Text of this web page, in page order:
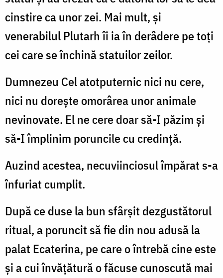
cinstire ca unor zei. Mai mult, și
venerabilul Plutarh îi ia în derâdere pe toți
cei care se închină statuilor zeilor.
Dumnezeu Cel atotputernic nici nu cere,
nici nu dorește omorârea unor animale
nevinovate. El ne cere doar să-I păzim și
să-I împlinim poruncile cu credință.
Auzind acestea, necuviinciosul împărat s-a
înfuriat cumplit.
După ce duse la bun sfârșit dezgustătorul
ritual, a poruncit să fie din nou adusă la
palat Ecaterina, pe care o întrebă cine este
și a cui învățătură o făcuse cunoscută mai